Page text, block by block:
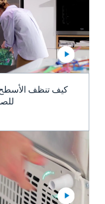
كيف تنظف الأسطح